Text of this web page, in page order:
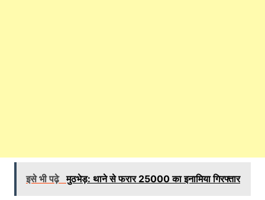
इसे भी पढ़े मुठभेड़: थाने से फरार 25000 का इनामिया गिरफ्तार